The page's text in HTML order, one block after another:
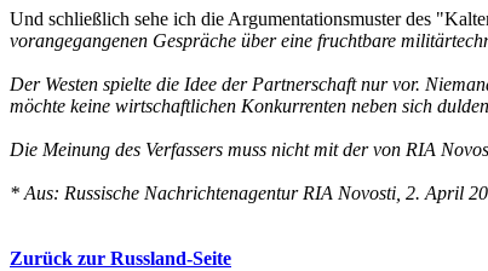
Und schließlich sehe ich die Argumentationsmuster des
vorangegangenen Gespräche über eine fruchtbare
Der Westen spielte die Idee der Partnerschaft nur vor.
möchte keine wirtschaftlichen Konkurrenten neben sich
Die Meinung des Verfassers muss nicht mit der von RIA
* Aus: Russische Nachrichtenagentur RIA Novosti, 2. April
Zurück zur Russland-Seite